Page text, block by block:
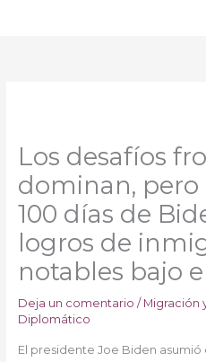
Los desafíos
dominan, pero
100 días de
logros de
notables bajo
Deja un comentario / Migración
Diplomático
El presidente Joe Biden